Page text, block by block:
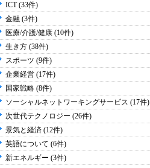
ICT (33件)
金融 (3件)
医療/介護/健康 (10件)
生き方 (38件)
スポーツ (9件)
企業経営 (17件)
国家戦略 (8件)
ソーシャルネットワーキングサービス (17件)
次世代テクノロジー (26件)
景気と経済 (12件)
英語について (6件)
新エネルギー (3件)